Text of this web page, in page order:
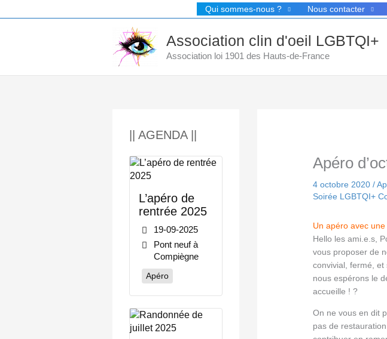
au
Qui sommes-nous ? Nous contacter
Association clin d'oeil LGBTQI+
Association loi 1901 des Hauts-de-France
|| AGENDA ||
L’apéro de
rentrée 2025
19-09-2025
Pont neuf à
Compiègne
Apéro
Apéro
4 octobre 2020/
Soirée LGBTQI+
Un apéro avec
Hello les ami.e.s,
vous proposer de
convivial, fermé, et
nous espérons le
accueille ! ?
On ne vous en dit
pas de